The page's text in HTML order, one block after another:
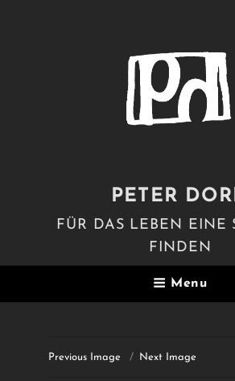
PETER
FÜR DAS LEBEN EINE
FINDEN
Menu
Previous Image Next Image